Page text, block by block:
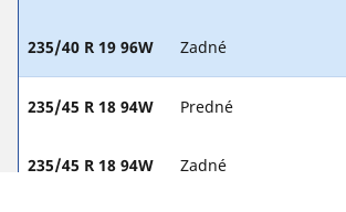
235/40 R 19 96W Zadné
235/45 R 18 94W Predné
235/45 R 18 94W Zadné